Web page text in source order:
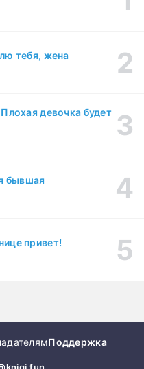
тебя, жена
девочка будет
бывшая
привет!
Поддержка